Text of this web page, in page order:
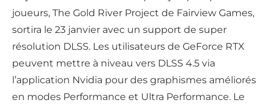
joueurs, The Gold River Project de Fairview Games,
sortira le 23 janvier avec un support de super
résolution DLSS. Les utilisateurs de GeForce RTX
peuvent mettre à niveau vers DLSS 4.5 via
l’application Nvidia pour des graphismes améliorés
en modes Performance et Ultra Performance. Le